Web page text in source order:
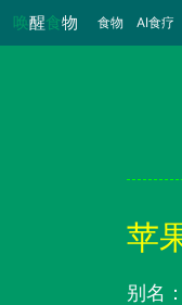
唤醒食物 食物 （当前）
AI食疗
苹
别名